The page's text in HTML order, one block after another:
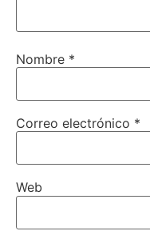
Nombre *
Correo electrónico *
Web